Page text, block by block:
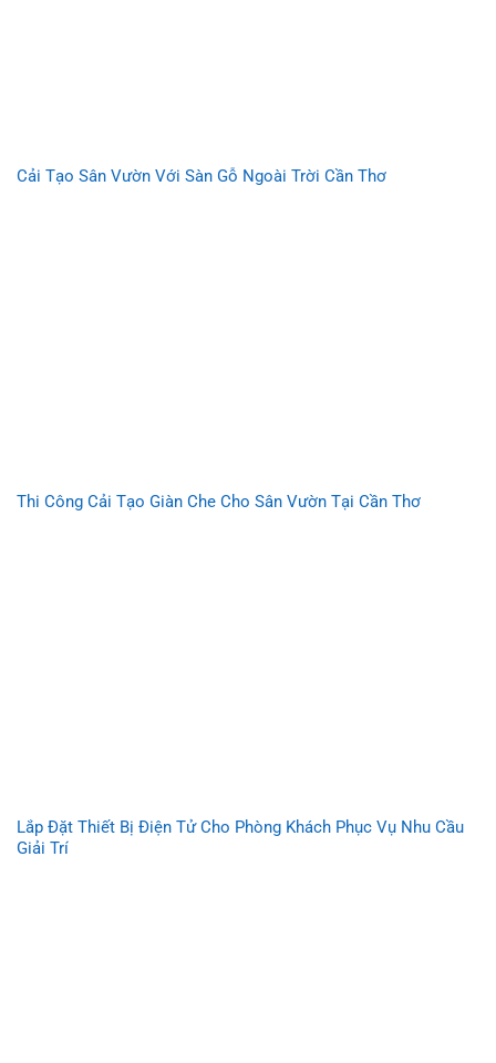
Cải Tạo Sân Vườn Với Sàn Gỗ Ngoài Trời Cần Thơ
Thi Công Cải Tạo Giàn Che Cho Sân Vườn Tại Cần Thơ
Lắp Đặt Thiết Bị Điện Tử Cho Phòng Khách Phục Vụ Nhu Cầu
Giải Trí